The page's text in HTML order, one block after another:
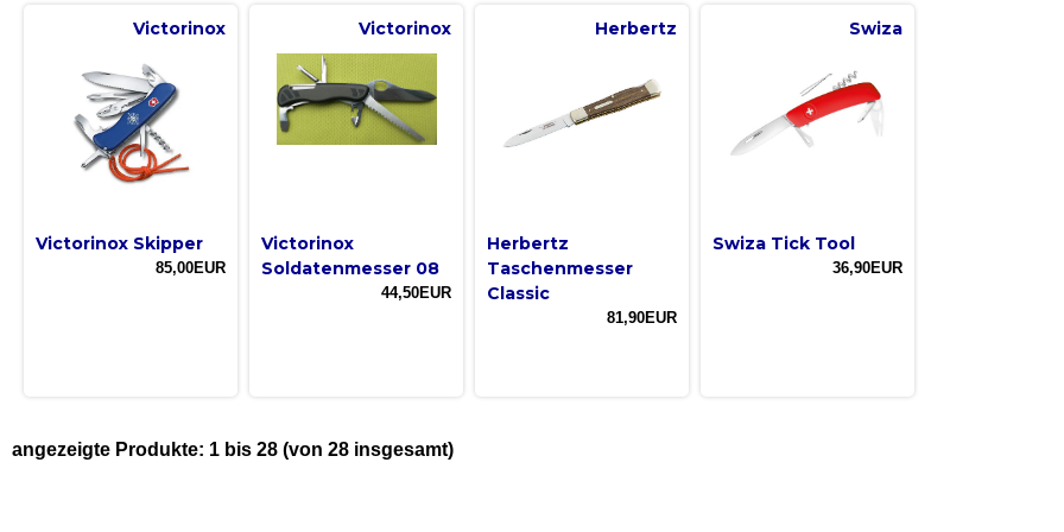
Victorinox
Victorinox Skipper
85,00EUR
Victorinox
Victorinox
Soldatenmesser 08
44,50EUR
Herbertz
Herbertz
Taschenmesser
Classic
81,90EUR
Swiza
Swiza Tick Tool
36,90EUR
angezeigte Produkte: 1 bis 28 (von 28 insgesamt)